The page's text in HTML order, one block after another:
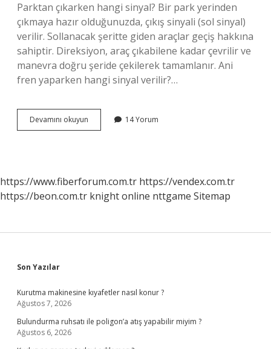
Parktan çıkarken hangi sinyal? Bir park yerinden
çıkmaya hazır olduğunuzda, çıkış sinyali (sol sinyal)
verilir. Sollanacak şeritte giden araçlar geçiş hakkına
sahiptir. Direksiyon, araç çıkabilene kadar çevrilir ve
manevra doğru şeride çekilerek tamamlanır. Ani
fren yaparken hangi sinyal verilir?…
Devamını okuyun
Nerelerde
14 Yorum
https://www.fiberforum.com.tr https://vendex.com.tr
https://beon.com.tr knight online nttgame Sitemap
Sidebar
Son Yazılar
Kurutma makinesine kıyafetler nasıl konur ?
Ağustos 7, 2026
Bulundurma ruhsatı ile poligon’a atış yapabilir miyim ?
Ağustos 6, 2026